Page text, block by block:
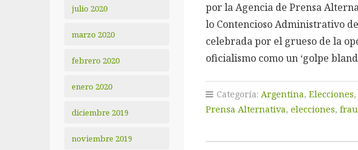
julio 2020
marzo 2020
febrero 2020
enero 2020
diciembre 2019
noviembre 2019
por la Agencia de Prensa
lo Contencioso Administrativo
celebrada por el grueso de la
oficialismo como un ‘golpe
Categoría: Argentina, Elecciones,
Prensa Alternativa, elecciones,